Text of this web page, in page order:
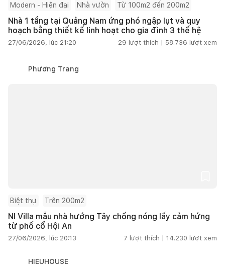
Modern - Hiện đại Nhà vườn Từ 100m2 đến 200m2
Nhà 1 tầng tại Quảng Nam ứng phó ngập lụt và quy
hoạch bằng thiết kế linh hoạt cho gia đình 3 thế hệ
27/06/2026, lúc 21:20 29 lượt thích | 58.736 lượt xem
Phương Trang
Biệt thự Trên 200m2
NI Villa mẫu nhà hướng Tây chống nóng lấy cảm hứng
từ phố cổ Hội An
27/06/2026, lúc 20:13 7 lượt thích | 14.230 lượt xem
HIEUHOUSE